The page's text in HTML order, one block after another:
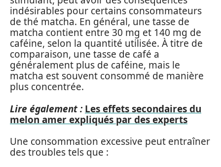
indésirables pour certains consommateurs
de thé matcha. En général, une tasse de
matcha contient entre 30 mg et 140 mg de
caféine, selon la quantité utilisée. À titre de
comparaison, une tasse de café a
généralement plus de caféine, mais le
matcha est souvent consommé de manière
plus concentrée.
Lire également : Les effets secondaires du
melon amer expliqués par des experts
Une consommation excessive peut entraîner
des troubles tels que :